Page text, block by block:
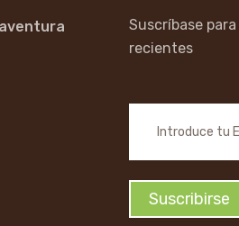
Suscríbase
recientes